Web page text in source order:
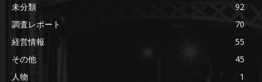
未分類
92
調査レポート
70
経営情報
55
その他
45
人物
1